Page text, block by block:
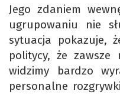
Jego zdaniem
ugrupowaniu nie
sytuacja pokazuje,
politycy, że zawsze
widzimy bardzo
personalne